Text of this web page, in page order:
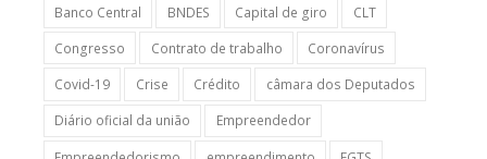
Banco Central BNDES Capital de giro
CLT
Congresso
Contrato de trabalho
Coronavírus
Covid-19
Crise Crédito
câmara dos Deputados
Diário oficial da união
Empreendedor